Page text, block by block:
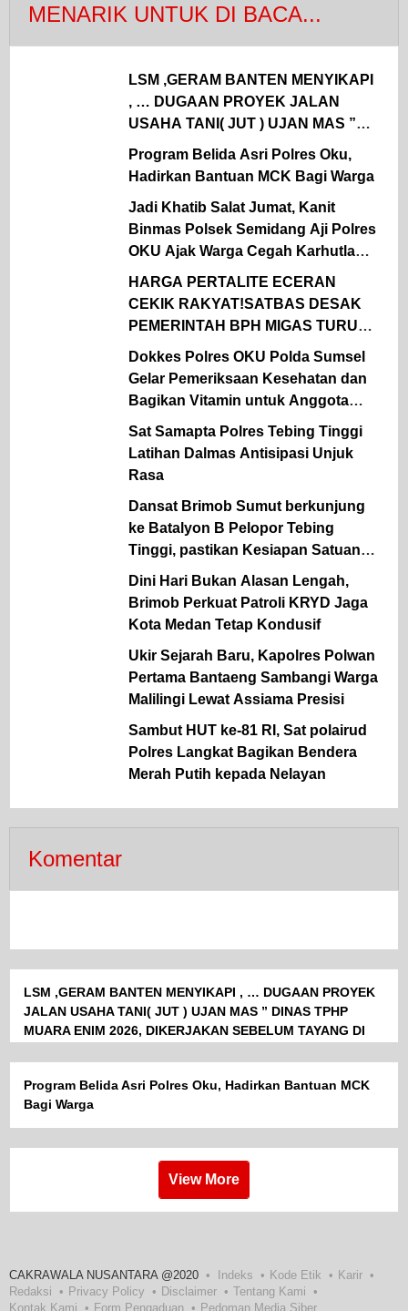
MENARIK UNTUK DI BACA...
LSM ,GERAM BANTEN MENYIKAPI
, … DUGAAN PROYEK JALAN
USAHA TANI( JUT ) UJAN MAS ”
DINAS TPHP MUARA ENIM 2026,
DIKERJAKAN SEBELUM TAYANG
Program Belida Asri Polres Oku,
Hadirkan Bantuan MCK Bagi Warga
Jadi Khatib Salat Jumat, Kanit
Binmas Polsek Semidang Aji Polres
OKU Ajak Warga Cegah Karhutla
Sejak Dini
HARGA PERTALITE ECERAN
CEKIK RAKYAT!SATBAS DESAK
PEMERINTAH BPH MIGAS TURUN
TANGAN
Dokkes Polres OKU Polda Sumsel
Gelar Pemeriksaan Kesehatan dan
Bagikan Vitamin untuk Anggota
Polsek Semidang Aji
Sat Samapta Polres Tebing Tinggi
Latihan Dalmas Antisipasi Unjuk
Rasa
Dansat Brimob Sumut berkunjung
ke Batalyon B Pelopor Tebing
Tinggi, pastikan Kesiapan Satuan
dan dukung ketahanan Pangan
Dini Hari Bukan Alasan Lengah,
Brimob Perkuat Patroli KRYD Jaga
Kota Medan Tetap Kondusif
Ukir Sejarah Baru, Kapolres Polwan
Pertama Bantaeng Sambangi Warga
Malilingi Lewat Assiama Presisi
Sambut HUT ke-81 RI, Sat polairud
Polres Langkat Bagikan Bendera
Merah Putih kepada Nelayan
Komentar
LSM ,GERAM BANTEN MENYIKAPI , … DUGAAN PROYEK
JALAN USAHA TANI( JUT ) UJAN MAS ” DINAS TPHP
MUARA ENIM 2026, DIKERJAKAN SEBELUM TAYANG DI
Program Belida Asri Polres Oku, Hadirkan Bantuan MCK
Bagi Warga
View More
CAKRAWALA NUSANTARA @2020 Indeks Kode Etik
Karir
Redaksi
Privacy Policy Disclaimer
Tentang Kami
Kontak Kami
Form Pengaduan Pedoman Media Siber